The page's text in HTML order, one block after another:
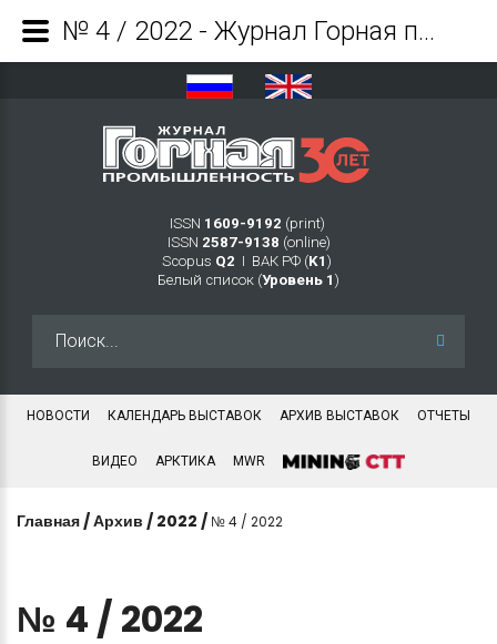
ISSN 1609-9192 (print)
ISSN 2587-9138 (online)
Scopus Q2 Ι ВАК РФ (K1 )
Белый список (Уровень 1 )
НОВОСТИ КАЛЕНДАРЬ ВЫСТАВОК АРХИВ ВЫСТАВОК ОТЧЕТЫ
ВИДЕО АРКТИКА MWR
Главная /Архив / 2022 / № 4 / 2022
№ 4 / 2022
№ 4 / 2022 - Журнал Горная промышленность